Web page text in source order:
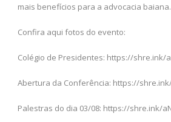
mais benefícios para a advocacia baiana.
Confira aqui fotos do evento:
Colégio de Presidentes: https://shre.ink/
Abertura da Conferência: https://
Palestras do dia 03/08: https://shre.ink/